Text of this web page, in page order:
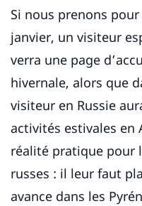
Si nous prenons
janvier, un visiteur
verra une page
hivernale, alors que
visiteur en Russie
activités estivales en
réalité pratique pour
russes : il leur faut
avance dans les